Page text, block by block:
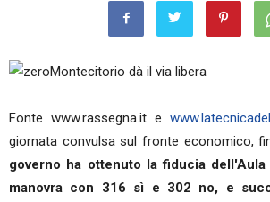
Montecitorio dà il via libera
Fonte www.rassegna.it e
giornata convulsa sul fronte economico,
governo ha ottenuto la fiducia dell'Aula
manovra con 316 sì e 302 no, e